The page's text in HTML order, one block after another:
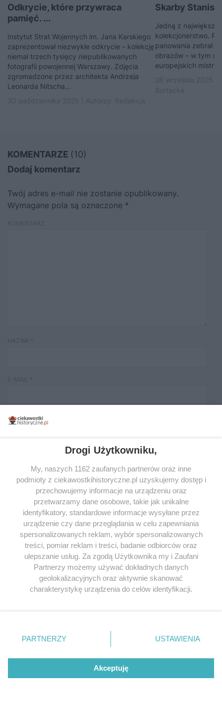
Odkrycie, które przywraca
pamięć. ...
Instytut Strat Wojennych im. Jana Karskiego
zaprezentował niezwykłe odkrycie – kolekcję
niemal trzech tysięcy niepublikowanych
fotografii powojennej Warszawy. Zdjęcia
zgromadzone przez architekta Andrzeja
Leonarda Nitscha...
Skarby
Jedną z
kolekcjonerstwo.
panowania zebrał
obrazów – w tym
europejskich
KOMENTARZE (10)
Dodaj komentarz
Twój adres e-mail nie zostanie opublikowany.
Wymagane pola są oznaczone *
Michał WLKP napisał/a 01.09.2023
Tylko dlaczego cegłami zrabowanymi w całej Polsce? i
kiedy oddadzą.
Odpowiedz
koko napisał/a 02.09.2023
> i kiedy oddadzą.
Poszły na odbudowę zrujnowanej stolicy. Może
królewski. Tobie tych pieniędzy nie zrabowali,
byś mógł w tej sprawie zabrać głos.
Drogi Użytkowniku,
My, naszych 1162 zaufanych partnerów oraz inne
podmioty z ciekawostkihistoryczne.pl uzyskujemy dostęp i
przechowujemy informacje na urządzeniu oraz
przetwarzamy dane osobowe, takie jak unikalne
identyfikatory, standardowe informacje wysyłane przez
urządzenie czy dane przeglądania w celu zapewniania
spersonalizowanych reklam, wybór spersonalizowanych
treści, pomiar reklam i treści, badanie odbiorców oraz
ulepszanie usług. Za zgodą Użytkownika my i Zaufani
Partnerzy możemy używać dokładnych danych
geolokalizacyjnych oraz aktywnie skanować
charakterystykę urządzenia do celów identyfikacji.
zmienić/wycofać klikając przycisk ustawień prywatności
znajdujący się w lewym dolnym rogu strony
. Niektóre
użytkownika, ale masz prawo sprzeciwić się takiemu
przetwarzaniu. Preferencje będą miały zastosowania tylko
PARTNERZY USTAWIENIA
Akceptuję